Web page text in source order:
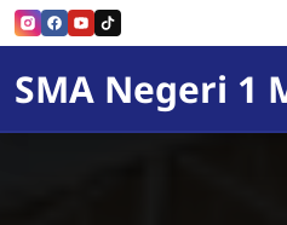
Skip to Content